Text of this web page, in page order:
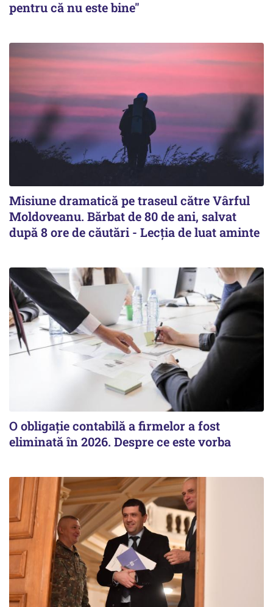
pentru că nu este bine"
Misiune dramatică pe traseul către Vârful
Moldoveanu. Bărbat de 80 de ani, salvat
după 8 ore de căutări - Lecția de luat aminte
O obligație contabilă a firmelor a fost
eliminată în 2026. Despre ce este vorba